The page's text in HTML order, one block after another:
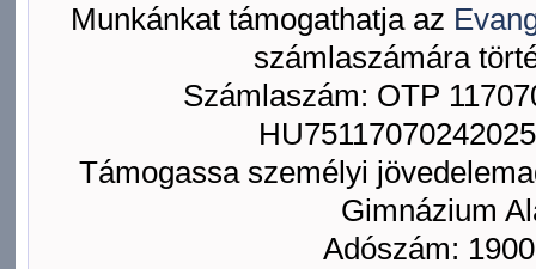
Munkánkat támogathatja az
számlaszámára
Számlaszám: OTP
Támogassa személyi
Gimnázium
Adószám: